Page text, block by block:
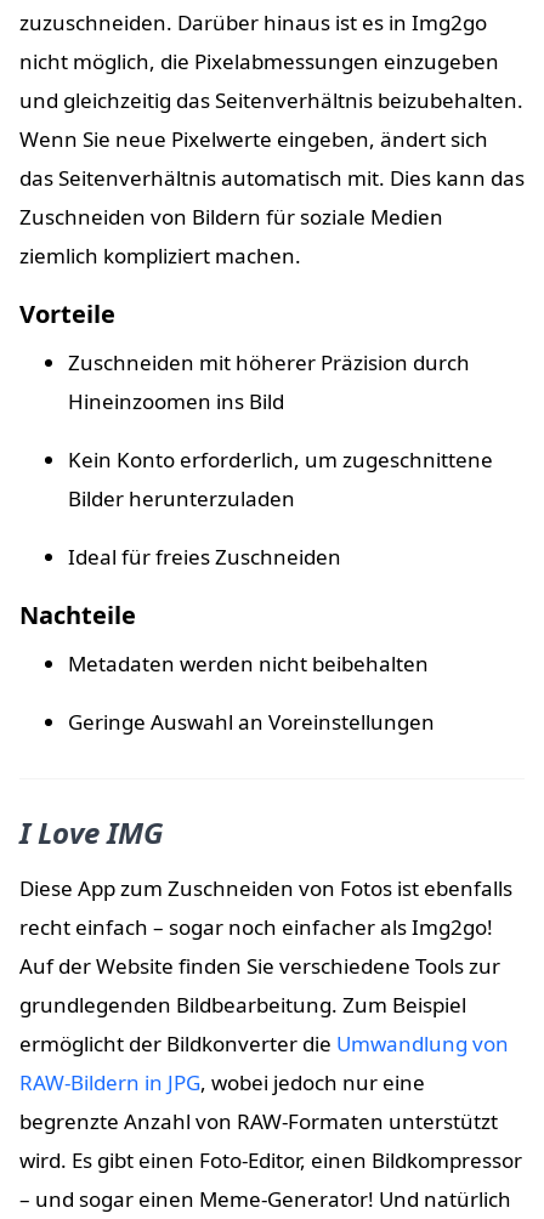
zuzuschneiden. Darüber hinaus ist es in Img2go
nicht möglich, die Pixelabmessungen einzugeben
und gleichzeitig das Seitenverhältnis beizubehalten.
Wenn Sie neue Pixelwerte eingeben, ändert sich
das Seitenverhältnis automatisch mit. Dies kann das
Zuschneiden von Bildern für soziale Medien
ziemlich kompliziert machen.
Vorteile
Zuschneiden mit höherer Präzision durch
Hineinzoomen ins Bild
Kein Konto erforderlich, um zugeschnittene
Bilder herunterzuladen
Ideal für freies Zuschneiden
Nachteile
Metadaten werden nicht beibehalten
Geringe Auswahl an Voreinstellungen
I Love IMG
Diese App zum Zuschneiden von Fotos ist ebenfalls
recht einfach – sogar noch einfacher als Img2go!
Auf der Website finden Sie verschiedene Tools zur
grundlegenden Bildbearbeitung. Zum Beispiel
ermöglicht der Bildkonverter die Umwandlung von
RAW-Bildern in JPG, wobei jedoch nur eine
begrenzte Anzahl von RAW-Formaten unterstützt
wird. Es gibt einen Foto-Editor, einen Bildkompressor
– und sogar einen Meme-Generator! Und natürlich